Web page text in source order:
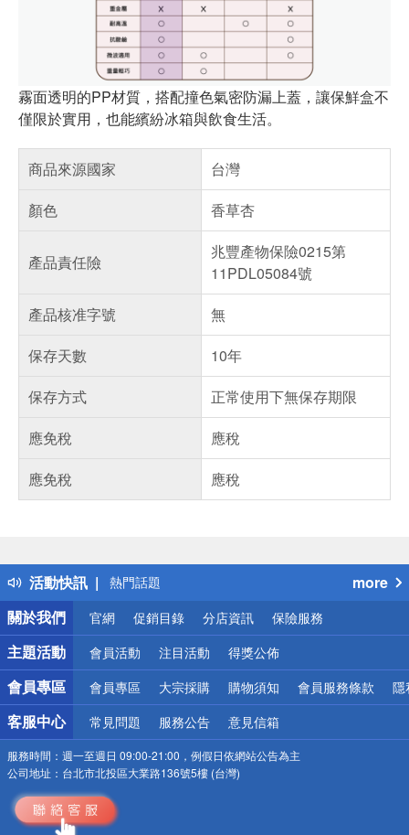
霧面透明的PP材質，搭配撞色氣密防漏上蓋，讓保鮮盒不
僅限於實用，也能繽紛冰箱與飲食生活。
商品來源國家
台灣
顏色
香草杏
產品責任險
兆豐產物保險0215第
11PDL05084號
產品核准字號
無
保存天數
10年
保存方式
正常使用下無保存期限
應免稅
應稅
應免稅
應稅
活動快訊
得獎公告
熱門話題
銀行優惠
偏遠地區配送
詐騙網頁！請小心！
more
關於我們
官網 促銷目錄 分店資訊 保險服務
主題活動 會員活動 注目活動 得獎公佈
會員專區 會員專區 大宗採購 購物須知 會員服務條款 隱
客服中心 常見問題 服務公告 意見信箱
服務時間： 週一至週日 09:00-21:00，例假日依網站公告為主
公司地址： 台北市北投區大業路136號5樓 (台灣)